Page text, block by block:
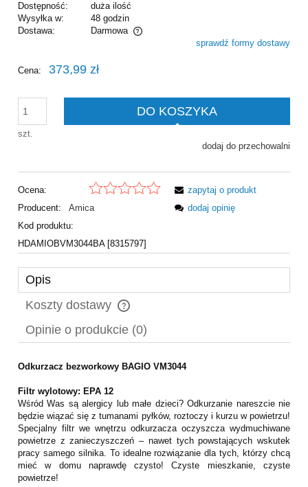
Dostępność:
duża ilość
Wysyłka w:
48 godzin
Dostawa:
Darmowa
Cena nie zawiera ewentualnych kosztów płatnościsprawdź formy dostawy
Cena: 373,99 zł
szt.
DO KOSZYKA
dodaj do przechowalni
Ocena:
Producent:
Amica
Kod produktu:
HDAMIOBVM3044BA [8315797]
zapytaj o produkt
dodaj opinię
Opis
Koszty dostawy
Cena nie zawiera ewentualnych kosztów płatności
Opinie o produkcie (0)
Odkurzacz bezworkowy BAGIO VM3044
Filtr wylotowy: EPA 12
Wśród Was są alergicy lub małe dzieci? Odkurzanie nareszcie nie
będzie wiązać się z tumanami pyłków, roztoczy i kurzu w powietrzu!
Specjalny filtr we wnętrzu odkurzacza oczyszcza wydmuchiwane
powietrze z zanieczyszczeń – nawet tych powstających wskutek
pracy samego silnika. To idealne rozwiązanie dla tych, którzy chcą
mieć w domu naprawdę czysto! Czyste mieszkanie, czyste
powietrze!